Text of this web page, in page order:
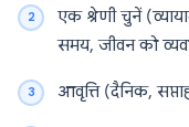
एक श्रेणी चुनें
समय, जीवन को
आवृत्ति (दैनिक,